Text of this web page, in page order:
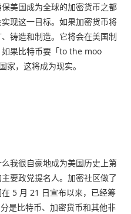
美国成为全球的加密货币之都
现这一目标。如果加密货币将
铸造和制造。它将会在美国制
果比特币要「to the moo
家，这将成为现实。
我很自豪地成为美国历史上第
要政党提名人。加密社区做了
5 月 21 日宣布以来，已经筹
是比特币、加密货币和其他非